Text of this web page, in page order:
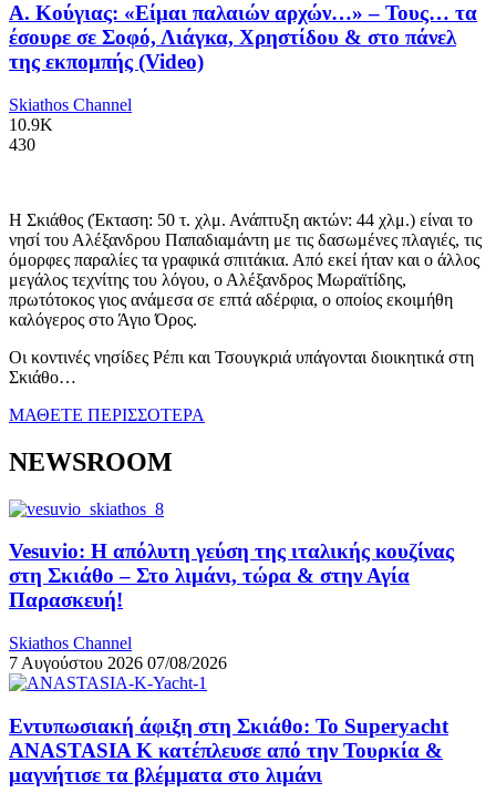
Α. Κούγιας: «Είμαι παλαιών αρχών…» – Τους… τα
έσουρε σε Σοφό, Λιάγκα, Χρηστίδου & στο πάνελ
της εκπομπής (Video)
Skiathos Channel
10.9K
430
Η Σκιάθος (Έκταση: 50 τ. χλμ. Ανάπτυξη ακτών: 44 χλμ.) είναι το
νησί του Αλέξανδρου Παπαδιαμάντη με τις δασωμένες πλαγιές, τις
όμορφες παραλίες τα γραφικά σπιτάκια. Από εκεί ήταν και ο άλλος
μεγάλος τεχνίτης του λόγου, ο Αλέξανδρος Μωραϊτίδης,
πρωτότοκος γιος ανάμεσα σε επτά αδέρφια, ο οποίος εκοιμήθη
καλόγερος στο Άγιο Όρος.
Οι κοντινές νησίδες Ρέπι και Τσουγκριά υπάγονται διοικητικά στη
Σκιάθο…
ΜΑΘΕΤΕ ΠΕΡΙΣΣΟΤΕΡΑ
NEWSROOM
Vesuvio: Η απόλυτη γεύση της ιταλικής κουζίνας
στη Σκιάθο – Στο λιμάνι, τώρα & στην Αγία
Παρασκευή!
Skiathos Channel
7 Αυγούστου 2026 07/08/2026
Εντυπωσιακή άφιξη στη Σκιάθο: Το Superyacht
ANASTASIA K κατέπλευσε από την Τουρκία &
μαγνήτισε τα βλέμματα στο λιμάνι